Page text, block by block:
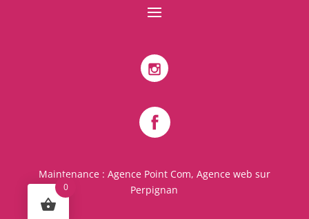
Maintenance : Agence Point Com, Agence web sur
Perpignan
0